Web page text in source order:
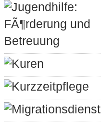
Jugendhilfe:
FÃ¶rderung und
Betreuung
Kuren
Kurzzeitpflege
Migrationsdienst